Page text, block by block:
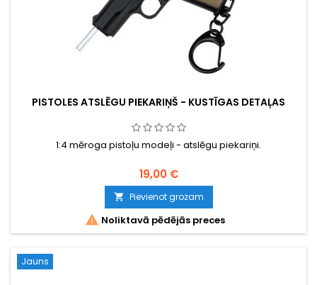
PISTOLES ATSLĒGU PIEKARIŅŠ - KUSTĪGAS DETAĻAS
1:4 mēroga pistoļu modeļi - atslēgu piekariņi.
19,00 €
 Pievienot grozam
 Noliktavā pēdējās preces
Jauns